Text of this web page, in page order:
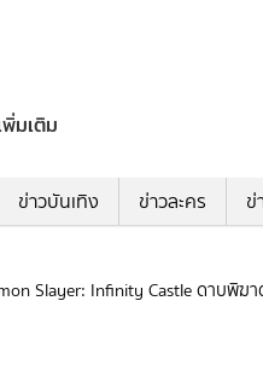
พิ่มเติม
ข่าวบันเทิง ข่าวละคร ข่
Slayer: Infinity Castle ดาบพิ